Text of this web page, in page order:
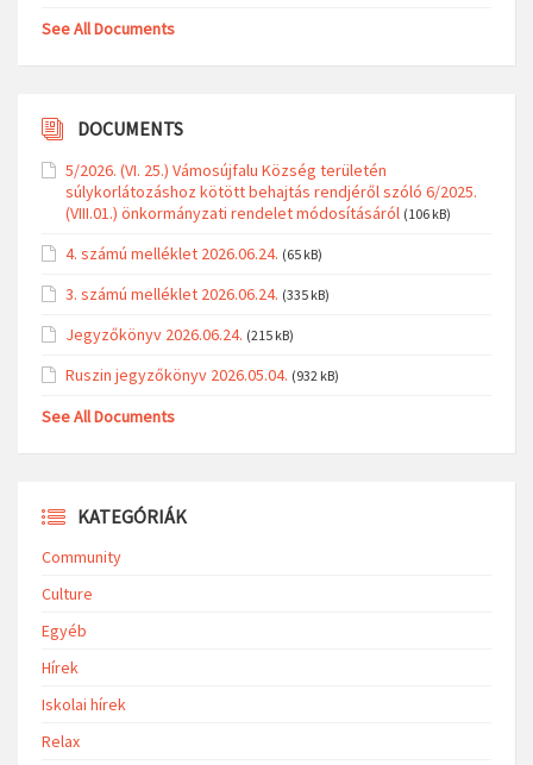
See All Documents
DOCUMENTS
5/2026. (VI. 25.) Vámosújfalu Község területén
súlykorlátozáshoz kötött behajtás rendjéről szóló 6/2025.
(VIII.01.) önkormányzati rendelet módosításáról (106 kB)
4. számú melléklet 2026.06.24. (65 kB)
3. számú melléklet 2026.06.24. (335 kB)
Jegyzőkönyv 2026.06.24. (215 kB)
Ruszin jegyzőkönyv 2026.05.04. (932 kB)
See All Documents
KATEGÓRIÁK
Community
Culture
Egyéb
Hírek
Iskolai hírek
Relax